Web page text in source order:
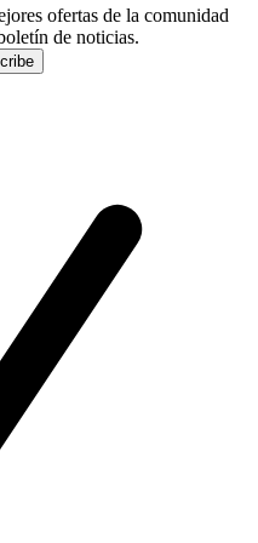
ofertas de la comunidad
de noticias.